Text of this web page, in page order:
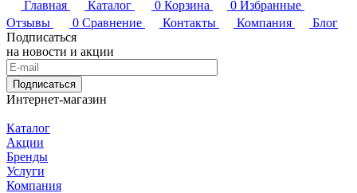
Главная
Каталог 0 Корзина 0 Избранные
Отзывы
0 Сравнение Контакты Компания
Блог
Подписаться
на новости и акции
Подписаться
Интернет-магазин
Каталог
Акции
Бренды
Услуги
Компания